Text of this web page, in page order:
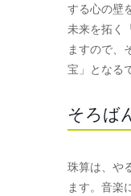
する心の壁
未来を拓く
ますので、
宝」となる
そろば
珠算は、や
ます。音楽